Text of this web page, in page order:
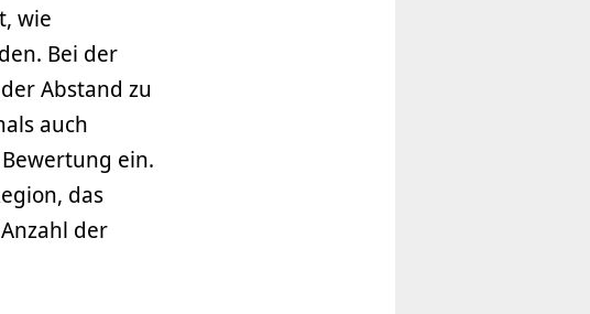
wie
Bei der
Abstand zu
auch
ein.
das
der